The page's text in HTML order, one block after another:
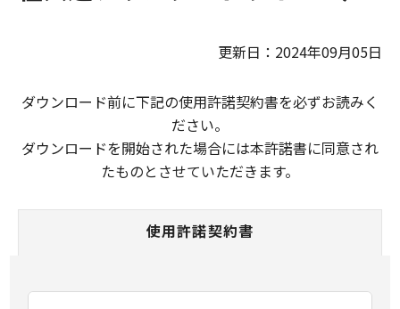
更新日：2024年09月05日
ダウンロード前に下記の使用許諾契約書を必ずお読みく
ださい。
ダウンロードを開始された場合には本許諾書に同意され
たものとさせていただきます。
使用許諾契約書